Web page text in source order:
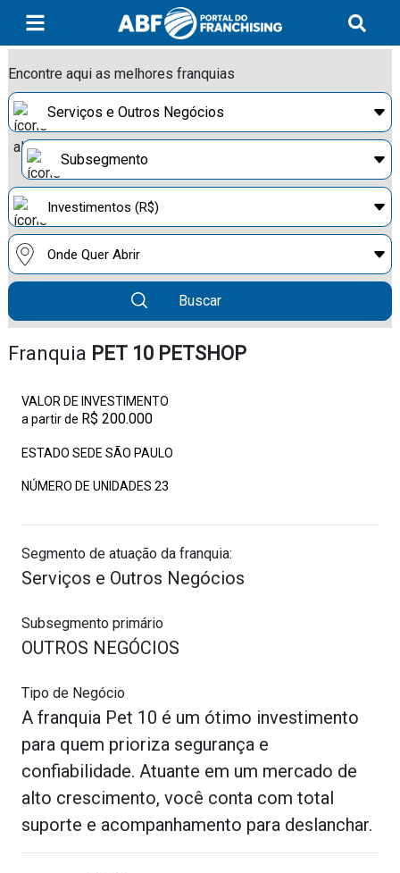
Encontre aqui as melhores franquias
Buscar
Franquia PET 10 PETSHOP
VALOR DE INVESTIMENTO
a partir de R$ 200.000
ESTADO SEDE SÃO PAULO
NÚMERO DE UNIDADES 23
Segmento de atuação da franquia:
Serviços e Outros Negócios
Subsegmento primário
OUTROS NEGÓCIOS
Tipo de Negócio
A franquia Pet 10 é um ótimo investimento
para quem prioriza segurança e
confiabilidade. Atuante em um mercado de
alto crescimento, você conta com total
suporte e acompanhamento para deslanchar.